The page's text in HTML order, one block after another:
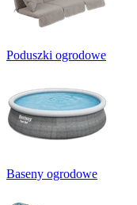
Poduszki ogrodowe
Baseny ogrodowe